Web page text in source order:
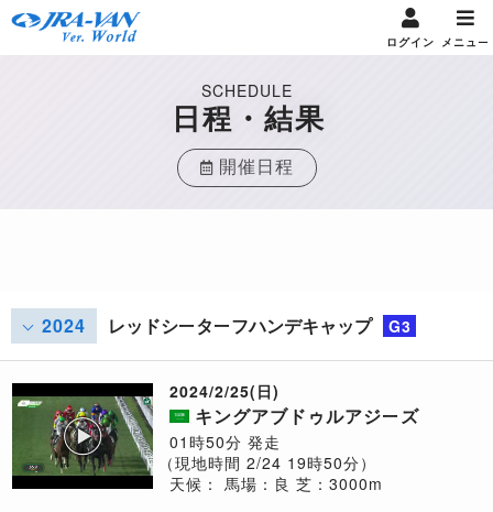
ログイン メニュー
SCHEDULE
日程・結果
開催日程
2024 レッドシーターフハンデキャップ G3
2024/2/25(日)
キングアブドゥルアジーズ
01時50分 発走
（現地時間 2/24 19時50分）
天候： 馬場：良 芝：3000m